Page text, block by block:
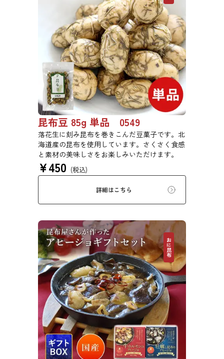
昆布豆 85g 単品 0549
落花生に刻み昆布を巻きこんだ豆菓子です。北
海道産の昆布を使用しています。さくさく食感
と素材の美味しさをお楽しみいただけます。
¥450 (税込)
詳細はこちら
おに昆布